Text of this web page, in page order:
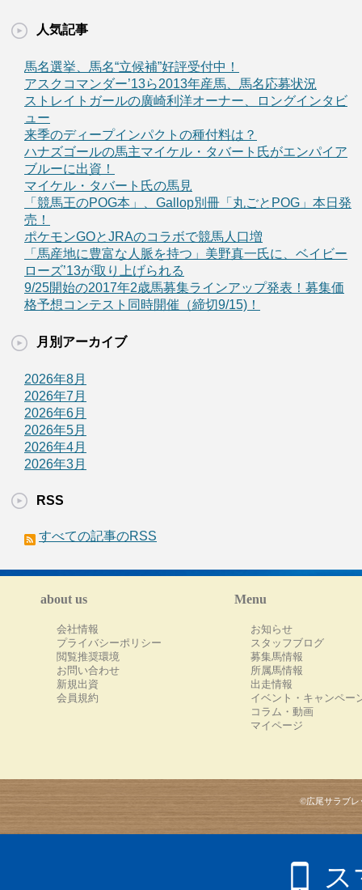
人気記事
馬名選挙、馬名“立候補”好評受付中！
アスクコマンダー’13ら2013年産馬、馬名応募状況
ストレイトガールの廣崎利洋オーナー、ロングインタビ
ュー
来季のディープインパクトの種付料は？
ハナズゴールの馬主マイケル・タバート氏がエンパイア
ブルーに出資！
マイケル・タバート氏の馬見
「競馬王のPOG本」、Gallop別冊「丸ごとPOG」本日発
売！
ポケモンGOとJRAのコラボで競馬人口増
「馬産地に豊富な人脈を持つ」美野真一氏に、ベイビー
ローズ’13が取り上げられる
9/25開始の2017年2歳馬募集ラインアップ発表！募集価
格予想コンテスト同時開催（締切9/15)！
月別アーカイブ
2026年8月
2026年7月
2026年6月
2026年5月
2026年4月
2026年3月
RSS
すべての記事のRSS